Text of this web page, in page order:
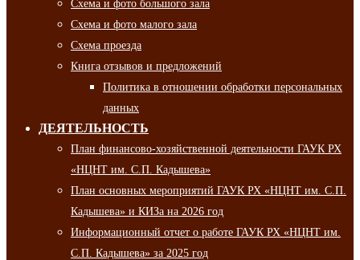
Схема и фото большого зала
Схема и фото малого зала
Схема проезда
Книга отзывов и предложений
Политика в отношении обработки персональных
данных
ДЕЯТЕЛЬНОСТЬ
План финансово-хозяйственной деятельности ГАУК РХ
«НЦНТ им. С.П. Кадышева»
План основных мероприятий ГАУК РХ «НЦНТ им. С.П.
Кадышева» и КИЗа на 2026 год
Информационный отчет о работе ГАУК РХ «НЦНТ им.
С.П. Кадышева» за 2025 год